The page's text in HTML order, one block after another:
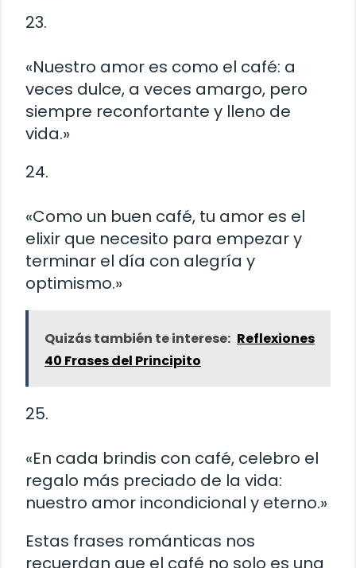
23.
«Nuestro amor es como el café: a
veces dulce, a veces amargo, pero
siempre reconfortante y lleno de
vida.»
24.
«Como un buen café, tu amor es el
elixir que necesito para empezar y
terminar el día con alegría y
optimismo.»
Quizás también te interese: Reflexiones
40 Frases del Principito
25.
«En cada brindis con café, celebro el
regalo más preciado de la vida:
nuestro amor incondicional y eterno.»
Estas frases románticas nos
recuerdan que el café no solo es una